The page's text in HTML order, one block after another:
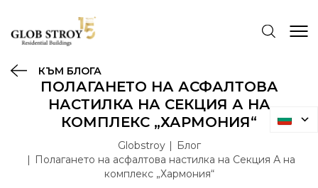
КЪМ БЛОГА
ПОЛАГАНЕТО НА АСФАЛТОВА
НАСТИЛКА НА СЕКЦИЯ А НА
КОМПЛЕКС „ХАРМОНИЯ“
Globstroy
Блог
Полагането на асфалтова настилка на Секция А на
комплекс „Хармония“